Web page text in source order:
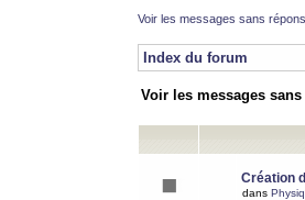
Voir les messages sans
Index du forum
Voir les messages
Création
dans